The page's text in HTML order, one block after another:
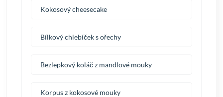
Kokosový cheesecake
Bílkový chlebíček s ořechy
Bezlepkový koláč z mandlové mouky
Korpus z kokosové mouky